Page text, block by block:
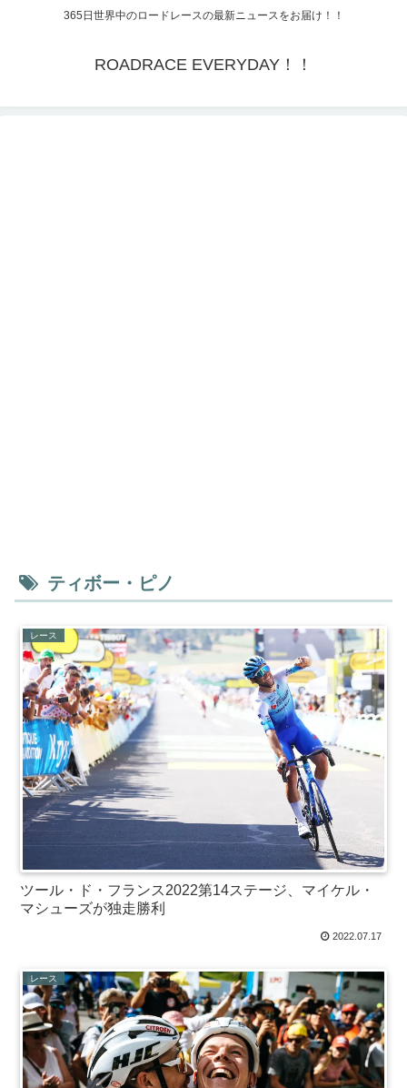
365日世界中のロードレースの最新ニュースをお届け！！
ROADRACE EVERYDAY！！
ティボー・ピノ
レース
ツール・ド・フランス2022第14ステージ、マイケル・
マシューズが独走勝利
2022.07.17
レース